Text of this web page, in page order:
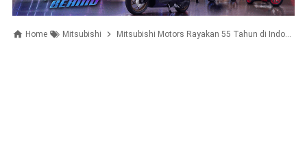
Home Mitsubishi Mitsubishi Motors Rayakan 55 Tahun di Indonesia dengan Persembahan Spektakuler di IIMS 2025